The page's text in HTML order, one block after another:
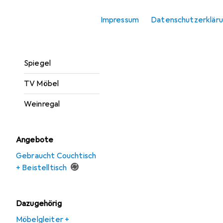
Impressum
Spiegel
TV Möbel
Weinregal
Angebote
Gebraucht Couchtisch
+ Beistelltisch
Dazugehörig
Möbelgleiter +